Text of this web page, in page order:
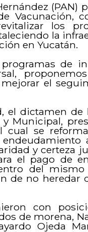
(PAN)
Vacunación,
los
la
en Yucatán.
de
el
el dictamen de
y Municipal,
cual se
y certeza
el pago de
del
de no heredar
con
de morena,
Ojeda